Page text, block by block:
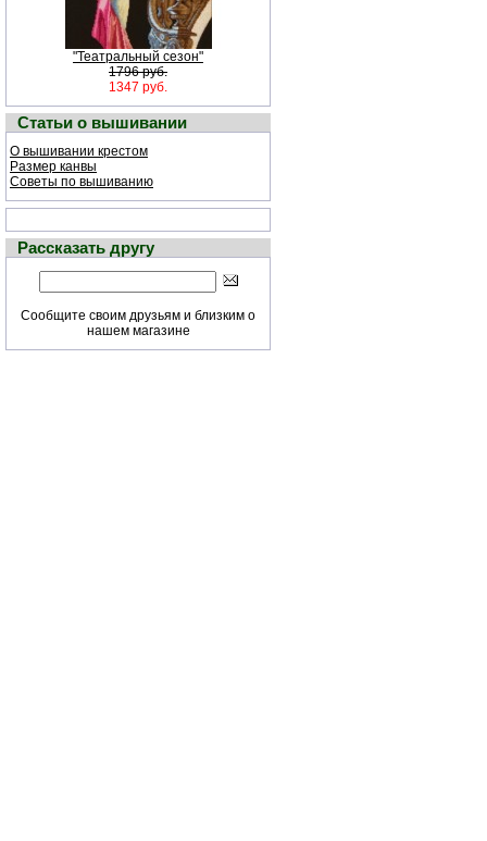
"Театральный сезон"
1796 руб.
1347 руб.
Статьи о вышивании
О вышивании крестом
Размер канвы
Советы по вышиванию
Рассказать другу
Сообщите своим друзьям и близким о
нашем магазине